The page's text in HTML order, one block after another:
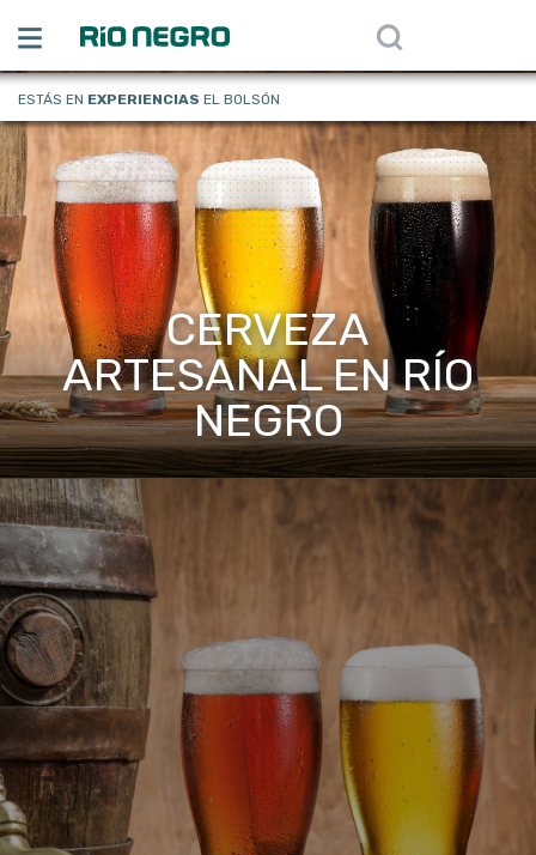
ESTÁS EN EXPERIENCIAS EL BOLSÓN
CERVEZA
ARTESANAL EN RÍO
NEGRO